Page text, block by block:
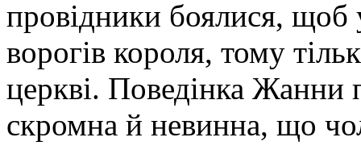
провідники боялися, щоб
ворогів короля, тому
церкві. Поведінка Жанни
скромна й невинна, що